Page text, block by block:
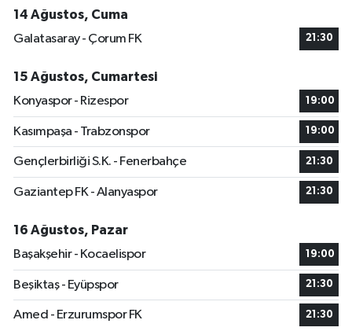
14 Ağustos, Cuma
Galatasaray - Çorum FK
21:30
15 Ağustos, Cumartesi
Konyaspor - Rizespor
19:00
Kasımpaşa - Trabzonspor 19:00
Gençlerbirliği S.K. - Fenerbahçe 21:30
Gaziantep FK - Alanyaspor 21:30
16 Ağustos, Pazar
Başakşehir - Kocaelispor
19:00
Beşiktaş - Eyüpspor 21:30
Amed - Erzurumspor FK 21:30